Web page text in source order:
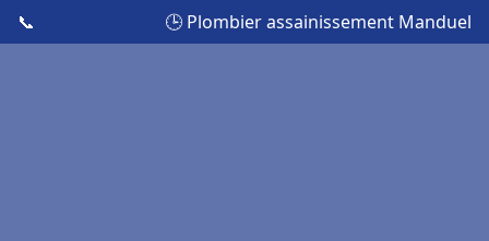
📞 🕒 Plombier assainissement Manduel